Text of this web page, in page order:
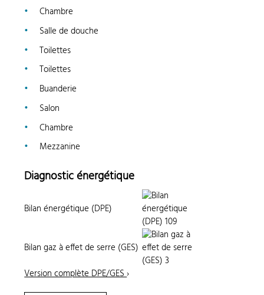
Chambre
Salle de douche
Toilettes
Toilettes
Buanderie
Salon
Chambre
Mezzanine
Diagnostic énergétique
Bilan énergétique (DPE)
Bilan gaz à effet de serre (GES)
Version complète DPE/GES›